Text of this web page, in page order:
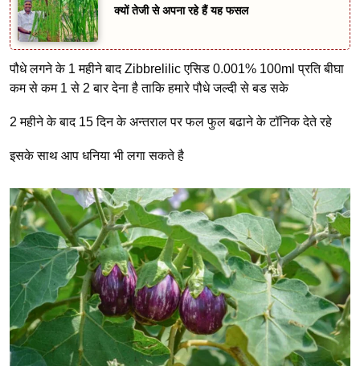
क्यों तेजी से अपना रहे हैं यह फसल
पौधे लगने के 1 महीने बाद Zibbrelilic एसिड 0.001% 100ml प्रति बीघा
कम से कम 1 से 2 बार देना है ताकि हमारे पौधे जल्दी से बड सके
2 महीने के बाद 15 दिन के अन्तराल पर फल फुल बढाने के टॉनिक देते रहे
इसके साथ आप धनिया भी लगा सकते है